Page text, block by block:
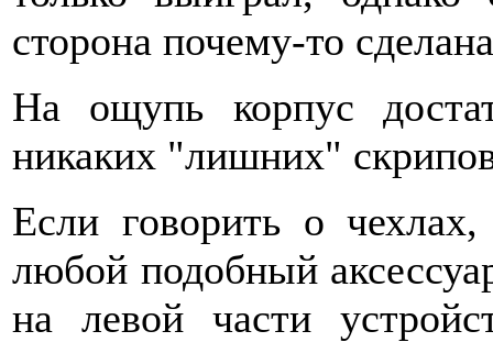
сторона почему-то
На ощупь корпус
никаких "лишних"
Если говорить о
любой подобный
на левой части